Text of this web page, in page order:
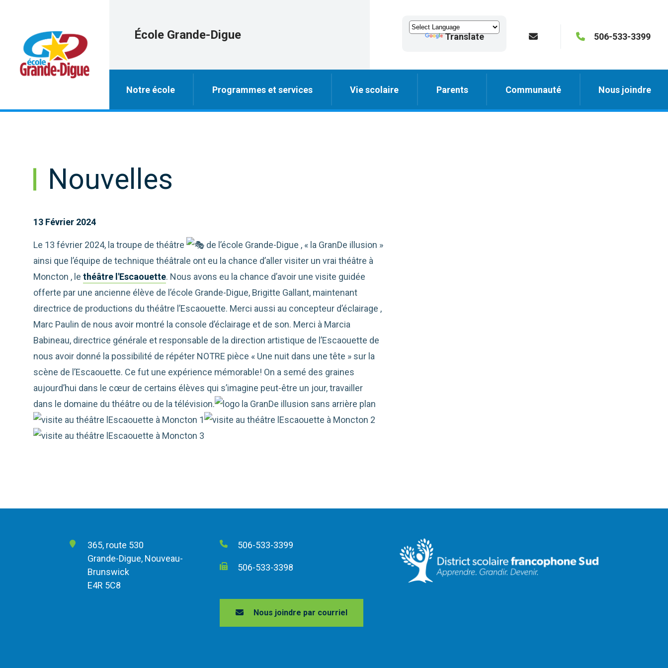
École Grande-Digue Translate 506-533-3399
Notre école Programmes et services Vie scolaire Parents Communauté Nous joindre
Nouvelles
13 Février 2024
Le 13 février 2024, la troupe de théâtre
de l’école Grande-Digue , « la GranDe illusion »
ainsi que l’équipe de technique théâtrale ont eu la chance d’aller visiter un vrai théâtre à
Moncton , lethéâtre l'Escaouette. Nous avons eu la chance d’avoir une visite guidée
offerte par une ancienne élève de l’école Grande-Digue, Brigitte Gallant, maintenant
directrice de productions du théâtre l’Escaouette. Merci aussi au concepteur d’éclairage ,
Marc Paulin de nous avoir montré la console d’éclairage et de son. Merci à Marcia
Babineau, directrice générale et responsable de la direction artistique de l’Escaouette de
nous avoir donné la possibilité de répéter NOTRE pièce « Une nuit dans une tête » sur la
scène de l’Escaouette. Ce fut une expérience mémorable! On a semé des graines
aujourd’hui dans le cœur de certains élèves qui s’imagine peut-être un jour, travailler
dans le domaine du théâtre ou de la télévision.
365, route 530
Grande-Digue, Nouveau-
Brunswick
E4R 5C8
506-533-3399
506-533-3398
Nous joindre par courriel